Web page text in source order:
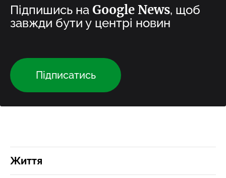
Підпишись на Google News, щоб
завжди бути у центрі новин
Підписатись
Життя